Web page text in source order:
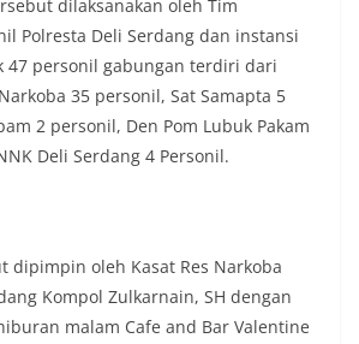
dilaksanakan oleh Tim
Polresta Deli Serdang dan instansi
47 personil gabungan terdiri dari
35 personil, Sat Samapta 5
2 personil, Den Pom Lubuk Pakam
Deli Serdang 4 Personil.
dipimpin oleh Kasat Res Narkoba
Kompol Zulkarnain, SH dengan
malam Cafe and Bar Valentine